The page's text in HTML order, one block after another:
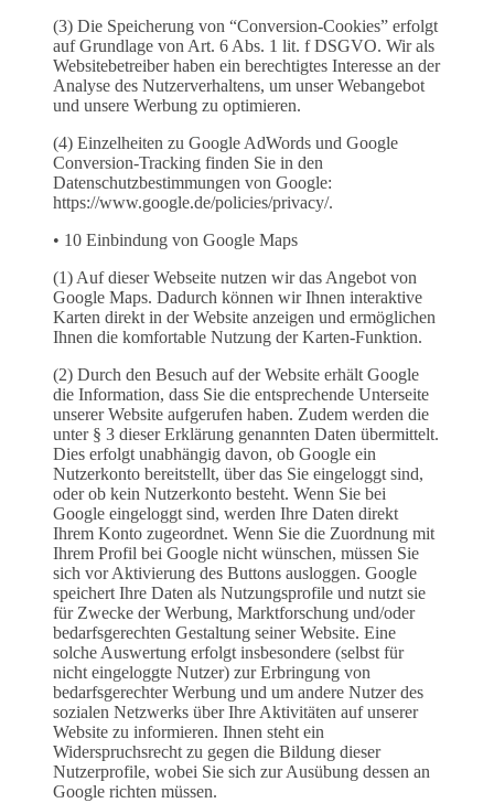
(3) Die Speicherung von “Conversion-Cookies” erfolgt
auf Grundlage von Art. 6 Abs. 1 lit. f DSGVO. Wir als
Websitebetreiber haben ein berechtigtes Interesse an der
Analyse des Nutzerverhaltens, um unser Webangebot
und unsere Werbung zu optimieren.
(4) Einzelheiten zu Google AdWords und Google
Conversion-Tracking finden Sie in den
Datenschutzbestimmungen von Google:
https://www.google.de/policies/privacy/.
• 10 Einbindung von Google Maps
(1) Auf dieser Webseite nutzen wir das Angebot von
Google Maps. Dadurch können wir Ihnen interaktive
Karten direkt in der Website anzeigen und ermöglichen
Ihnen die komfortable Nutzung der Karten-Funktion.
(2) Durch den Besuch auf der Website erhält Google
die Information, dass Sie die entsprechende Unterseite
unserer Website aufgerufen haben. Zudem werden die
unter § 3 dieser Erklärung genannten Daten übermittelt.
Dies erfolgt unabhängig davon, ob Google ein
Nutzerkonto bereitstellt, über das Sie eingeloggt sind,
oder ob kein Nutzerkonto besteht. Wenn Sie bei
Google eingeloggt sind, werden Ihre Daten direkt
Ihrem Konto zugeordnet. Wenn Sie die Zuordnung mit
Ihrem Profil bei Google nicht wünschen, müssen Sie
sich vor Aktivierung des Buttons ausloggen. Google
speichert Ihre Daten als Nutzungsprofile und nutzt sie
für Zwecke der Werbung, Marktforschung und/oder
bedarfsgerechten Gestaltung seiner Website. Eine
solche Auswertung erfolgt insbesondere (selbst für
nicht eingeloggte Nutzer) zur Erbringung von
bedarfsgerechter Werbung und um andere Nutzer des
sozialen Netzwerks über Ihre Aktivitäten auf unserer
Website zu informieren. Ihnen steht ein
Widerspruchsrecht zu gegen die Bildung dieser
Nutzerprofile, wobei Sie sich zur Ausübung dessen an
Google richten müssen.